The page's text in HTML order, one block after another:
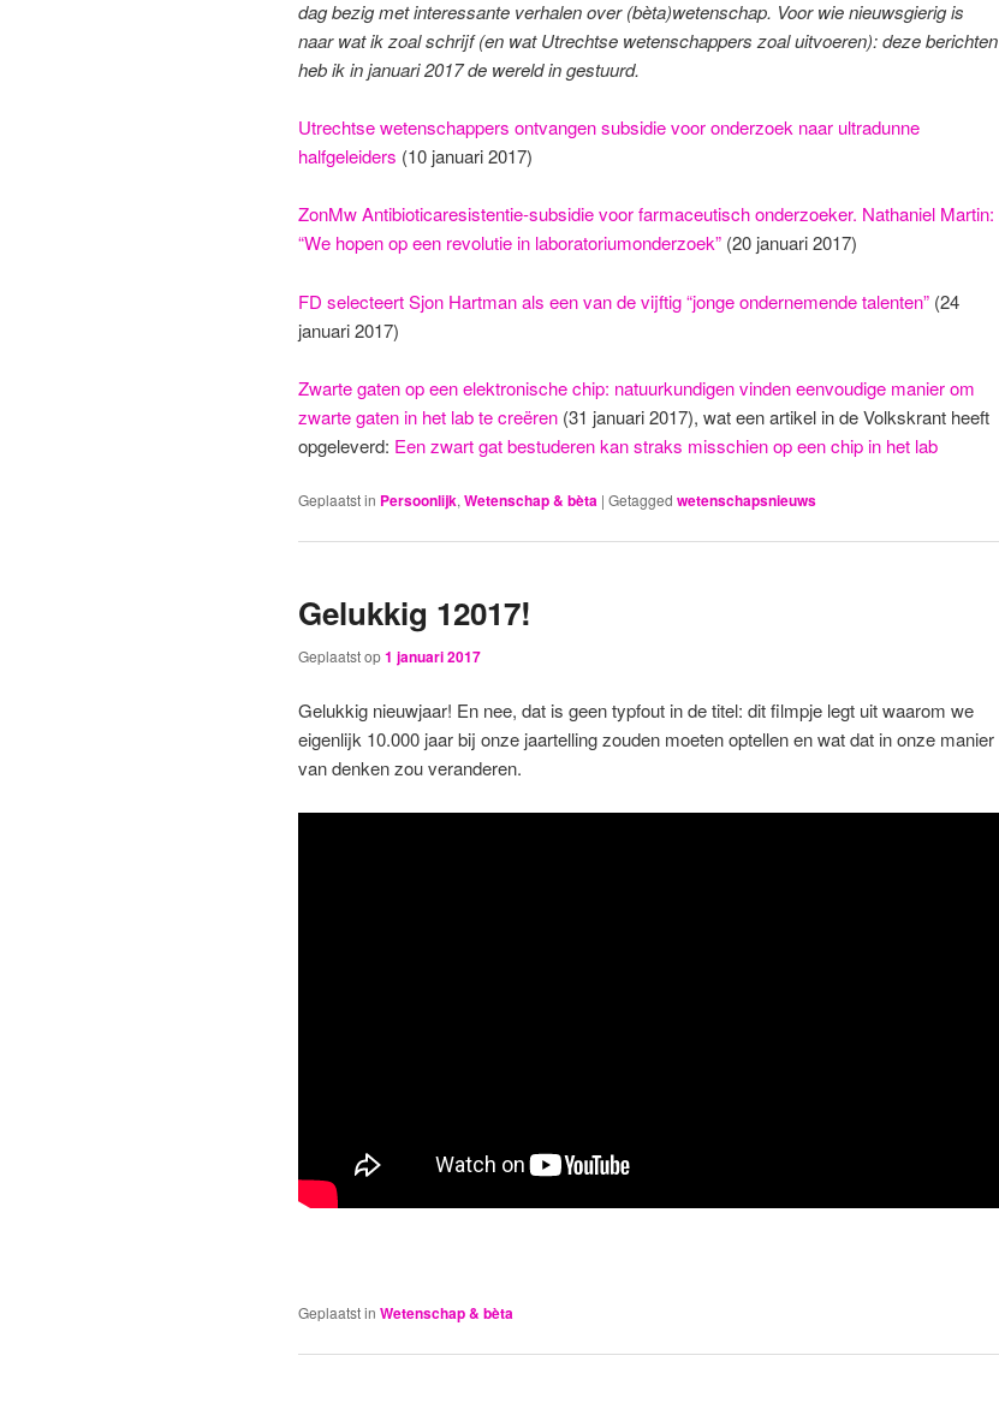
dag bezig met interessante verhalen over (bèta)wetenschap. Voor wie nieuwsgierig is
naar wat ik zoal schrijf (en wat Utrechtse wetenschappers zoal uitvoeren): deze berichten
heb ik in januari 2017 de wereld in gestuurd.
Utrechtse wetenschappers ontvangen subsidie voor onderzoek naar ultradunne
halfgeleiders (10 januari 2017)
ZonMw Antibioticaresistentie-subsidie voor farmaceutisch onderzoeker. Nathaniel Martin:
“We hopen op een revolutie in laboratoriumonderzoek” (20 januari 2017)
FD selecteert Sjon Hartman als een van de vijftig “jonge ondernemende talenten” (24
januari 2017)
Zwarte gaten op een elektronische chip: natuurkundigen vinden eenvoudige manier om
zwarte gaten in het lab te creëren (31 januari 2017), wat een artikel in de Volkskrant heeft
opgeleverd: Een zwart gat bestuderen kan straks misschien op een chip in het lab
Geplaatst in Persoonlijk, Wetenschap & bèta | Getagged wetenschapsnieuws
Gelukkig 12017!
Geplaatst op1 januari 2017
Gelukkig nieuwjaar! En nee, dat is geen typfout in de titel: dit filmpje legt uit waarom we
eigenlijk 10.000 jaar bij onze jaartelling zouden moeten optellen en wat dat in onze manier
van denken zou veranderen.
Geplaatst in Wetenschap & bèta